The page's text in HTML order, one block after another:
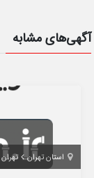
آگهی‌های مشابه
استان تهران تهران